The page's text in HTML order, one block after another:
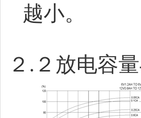
越小。
２ . ２放电容